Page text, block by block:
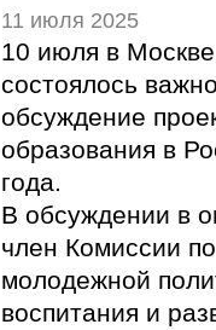
11 июля 2025
10 июля в
состоялось
обсуждение
образования в
года.
В обсуждении в
член Комиссии
молодежной
воспитания и